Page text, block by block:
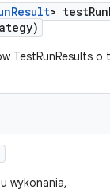
Result> testRun
TestRunResults o
wykonania,